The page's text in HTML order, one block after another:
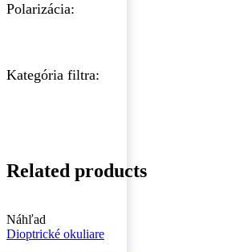
Polarizácia:
Kategória filtra:
Related products
Náhľad
Dioptrické okuliare